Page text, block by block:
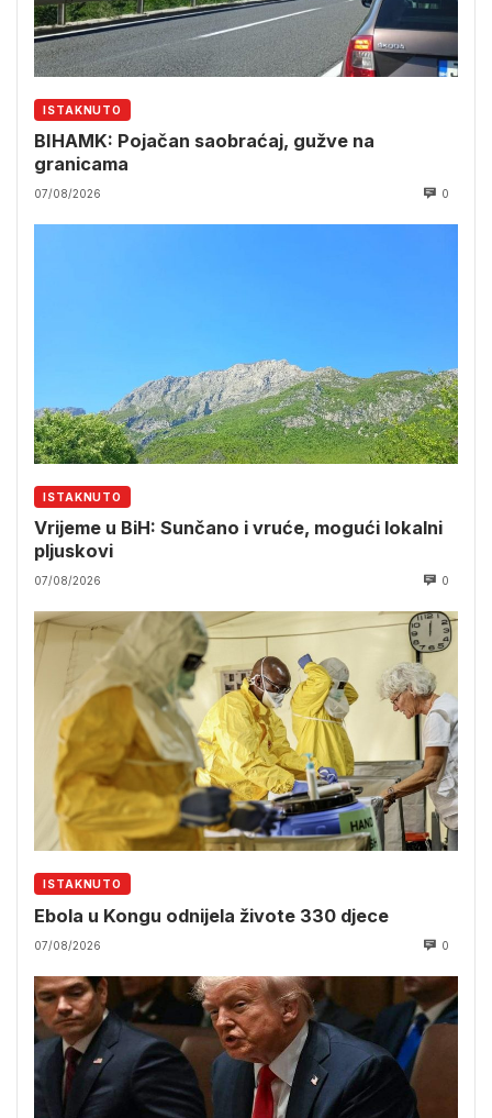
ISTAKNUTO
BIHAMK: Pojačan saobraćaj, gužve na
granicama
07/08/2026 0
ISTAKNUTO
Vrijeme u BiH: Sunčano i vruće, mogući lokalni
pljuskovi
07/08/2026 0
ISTAKNUTO
Ebola u Kongu odnijela živote 330 djece
07/08/2026 0